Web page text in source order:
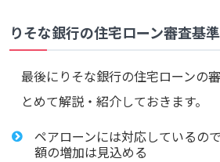
りそな銀行の住宅ローン審査基準
最後にりそな銀行の住宅ローンの
とめて解説・紹介しておきます。
ペアローンには対応しているの
額の増加は見込める